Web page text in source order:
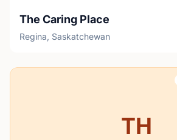
The Caring Place
Regina, Saskatchewan
TH